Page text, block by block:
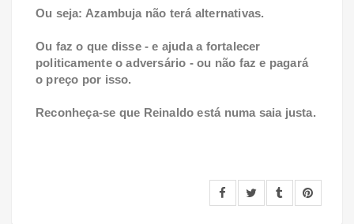
Ou seja: Azambuja não terá alternativas.
Ou faz o que disse - e ajuda a fortalecer
politicamente o adversário - ou não faz e pagará
o preço por isso.
Reconheça-se que Reinaldo está numa saia justa.